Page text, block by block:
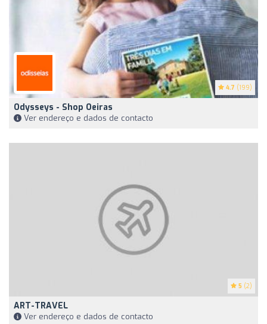
4.7 (199)
Odysseys - Shop Oeiras
Ver endereço e dados de contacto
5 (2)
ART-TRAVEL
Ver endereço e dados de contacto